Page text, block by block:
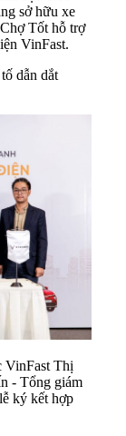
sở hữu xe
Tốt hỗ trợ
VinFast.
dẫn dắt
VinFast Thị
- Tổng giám
ký kết hợp